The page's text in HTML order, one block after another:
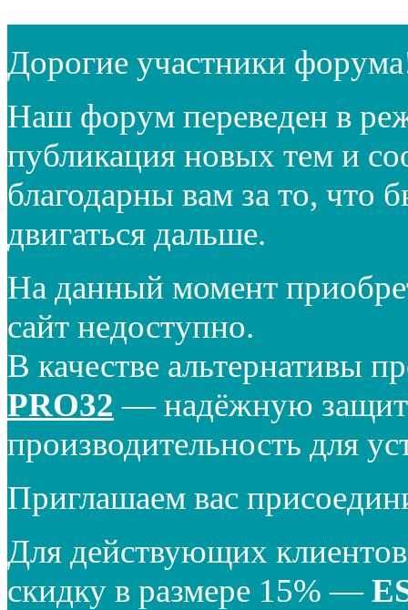
Дорогие участники
Наш форум переведен в
публикация новых тем и
благодарны вам за то, что
двигаться дальше.
На данный момент
сайт недоступно.
В качестве альтернативы
PRO32 — надёжную
производительность для
Приглашаем вас
Для действующих
скидку в размере 15% —